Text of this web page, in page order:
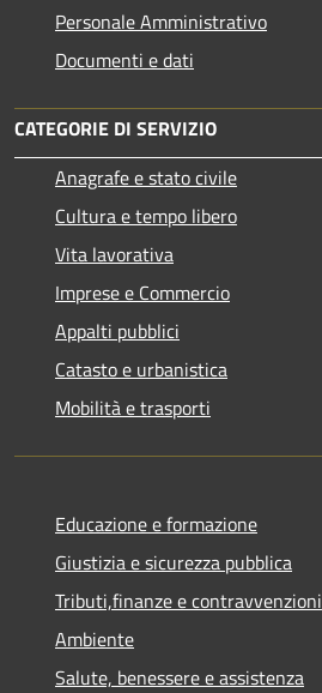
Personale Amministrativo
Documenti e dati
CATEGORIE DI SERVIZIO
Anagrafe e stato civile
Cultura e tempo libero
Vita lavorativa
Imprese e Commercio
Appalti pubblici
Catasto e urbanistica
Mobilità e trasporti
Educazione e formazione
Giustizia e sicurezza pubblica
Tributi,finanze e contravvenzioni
Ambiente
Salute, benessere e assistenza